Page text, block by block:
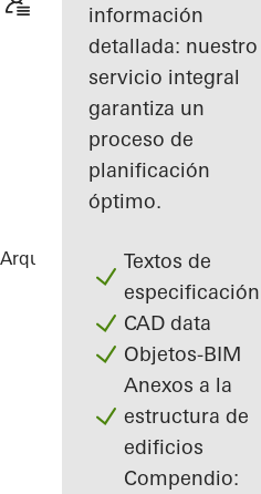
información
detallada: nuestro
servicio integral
garantiza un
proceso de
planificación
óptimo.
Textos de
especificación
CAD data
Objetos-BIM
Anexos a la
estructura de
edificios
Compendio:
Arquitectos Referencias